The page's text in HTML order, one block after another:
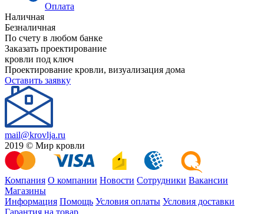
Оплата
Наличная
Безналичная
По счету в любом банке
Заказать проектирование
кровли под ключ
Проектирование кровли, визуализация дома
Оставить заявку
mail@krovlja.ru
2019 © Мир кровли
Компания О компании Новости Сотрудники Вакансии
Магазины
Информация Помощь Условия оплаты Условия доставки
Гарантия на товар